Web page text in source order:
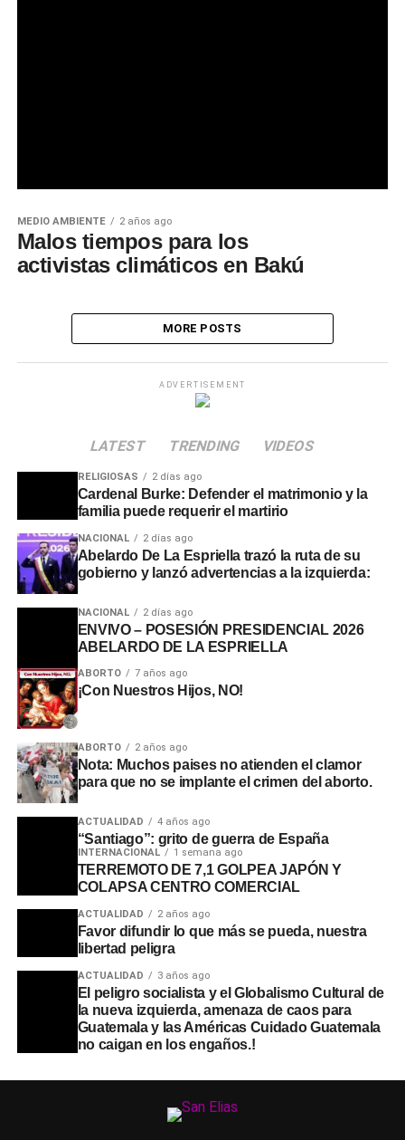
MEDIO AMBIENTE 2 años ago
Malos tiempos para los
activistas climáticos en Bakú
MORE POSTS
ADVERTISEMENT
LATEST TRENDING VIDEOS
RELIGIOSAS 2 días ago
Cardenal Burke: Defender el matrimonio y la
familia puede requerir el martirio
NACIONAL 2 días ago
Abelardo De La Espriella trazó la ruta de su
gobierno y lanzó advertencias a la izquierda:
NACIONAL 2 días ago
ENVIVO – POSESIÓN PRESIDENCIAL 2026
ABELARDO DE LA ESPRIELLA
ABORTO 7 años ago
¡Con Nuestros Hijos, NO!
ABORTO 2 años ago
Nota: Muchos paises no atienden el clamor
para que no se implante el crimen del aborto.
ACTUALIDAD 4 años ago
“Santiago”: grito de guerra de España
INTERNACIONAL 1 semana ago
TERREMOTO DE 7,1 GOLPEA JAPÓN Y
COLAPSA CENTRO COMERCIAL
ACTUALIDAD 2 años ago
Favor difundir lo que más se pueda, nuestra
libertad peligra
ACTUALIDAD 3 años ago
El peligro socialista y el Globalismo Cultural de
la nueva izquierda, amenaza de caos para
Guatemala y las Américas Cuidado Guatemala
no caigan en los engaños.!